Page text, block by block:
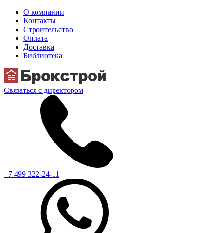
О компании
Контакты
Строительство
Оплата
Доставка
Библиотека
Связаться с директором
+7 499 322-24-11